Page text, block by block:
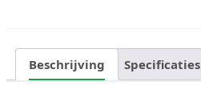
Beschrijving Specificaties